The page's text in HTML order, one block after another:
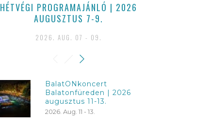
HÉTVÉGI PROGRAMAJÁNLÓ | 2026
AUGUSZTUS 7-9.
2026. AUG. 07 - 09.
BalatONkoncert
Balatonfüreden | 2026
augusztus 11-13.
2026. Aug. 11 - 13.